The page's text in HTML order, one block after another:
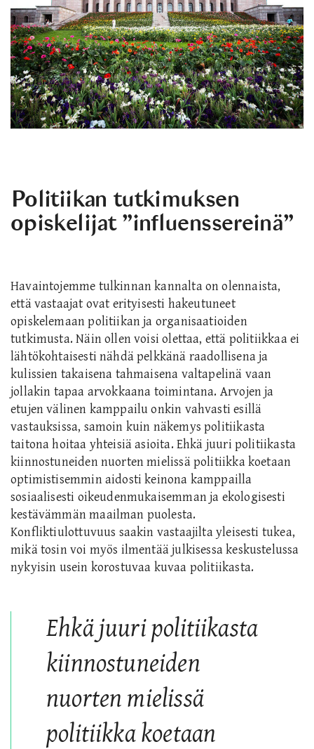
Politiikan tutkimuksen
opiskelijat ”influenssereinä”
Havaintojemme tulkinnan kannalta on olennaista,
että vastaajat ovat erityisesti hakeutuneet
opiskelemaan politiikan ja organisaatioiden
tutkimusta. Näin ollen voisi olettaa, että politiikkaa ei
lähtökohtaisesti nähdä pelkkänä raadollisena ja
kulissien takaisena tahmaisena valtapelinä vaan
jollakin tapaa arvokkaana toimintana. Arvojen ja
etujen välinen kamppailu onkin vahvasti esillä
vastauksissa, samoin kuin näkemys politiikasta
taitona hoitaa yhteisiä asioita. Ehkä juuri politiikasta
kiinnostuneiden nuorten mielissä politiikka koetaan
optimistisemmin aidosti keinona kamppailla
sosiaalisesti oikeudenmukaisemman ja ekologisesti
kestävämmän maailman puolesta.
Konfliktiulottuvuus saakin vastaajilta yleisesti tukea,
mikä tosin voi myös ilmentää julkisessa keskustelussa
nykyisin usein korostuvaa kuvaa politiikasta.
Ehkä juuri politiikasta
kiinnostuneiden
nuorten mielissä
politiikka koetaan